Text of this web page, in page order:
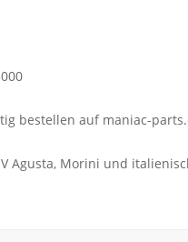
bestellen auf maniac-
Agusta, Morini und